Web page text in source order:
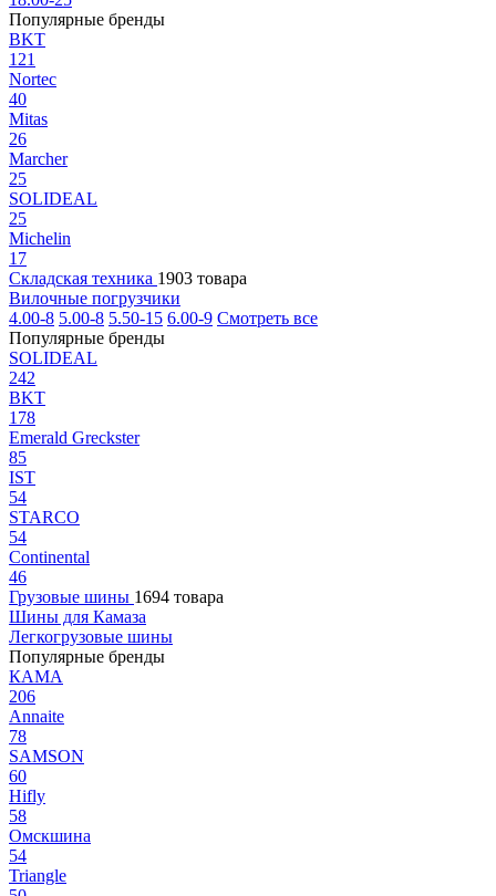
Популярные бренды
BKT
121
Nortec
40
Mitas
26
Marcher
25
SOLIDEAL
25
Michelin
17
Складская техника 1903 товара
Вилочные погрузчики
4.00-8 5.00-8 5.50-15 6.00-9 Смотреть все
Популярные бренды
SOLIDEAL
242
BKT
178
Emerald Greckster
85
IST
54
STARCO
54
Continental
46
Грузовые шины 1694 товара
Шины для Камаза
Легкогрузовые шины
Популярные бренды
КАМА
206
Annaite
78
SAMSON
60
Hifly
58
Омскшина
54
Triangle